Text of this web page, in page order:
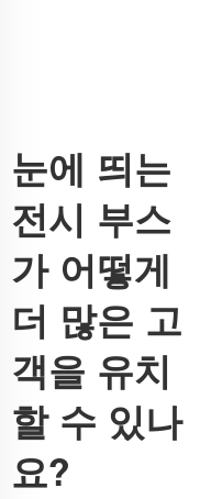
눈에 띄는
전시 부스
가 어떻게
더 많은 고
객을 유치
할 수 있나
요?